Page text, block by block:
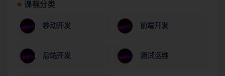
课程分类
移动开发 前端开发
后端开发 测试运维